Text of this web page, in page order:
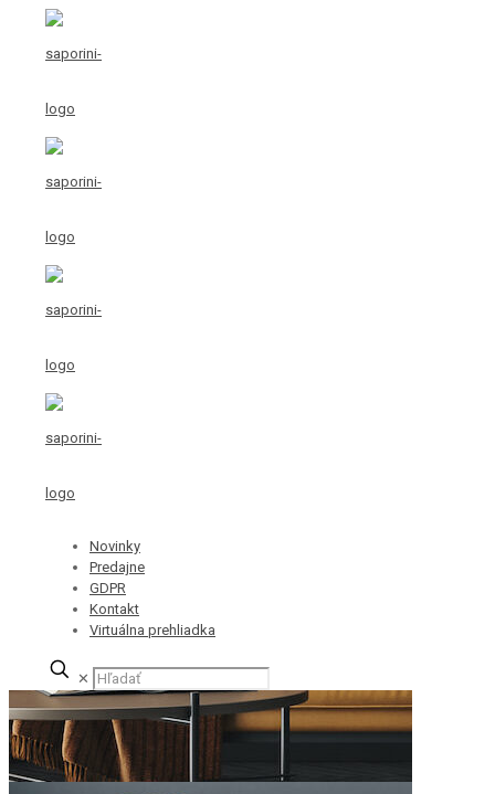
Novinky
Predajne
GDPR
Kontakt
Virtuálna prehliadka
✕